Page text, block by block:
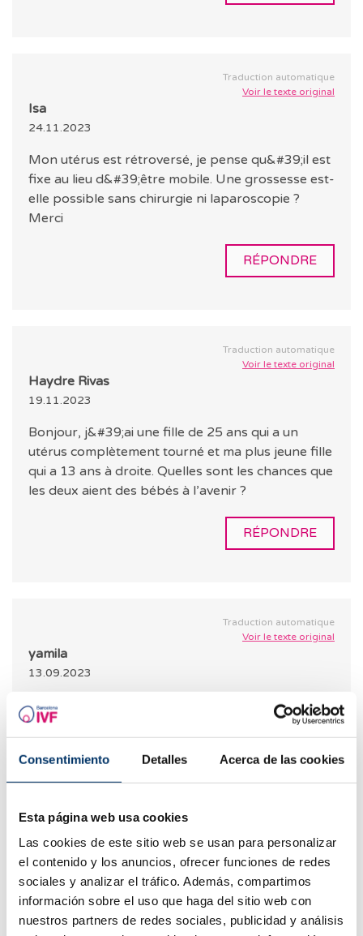
Consentimiento Detalles Acerca de las cookies
Esta página web usa cookies
Las cookies de este sitio web se usan para personalizar
el contenido y los anuncios, ofrecer funciones de redes
sociales y analizar el tráfico. Además, compartimos
información sobre el uso que haga del sitio web con
nuestros partners de redes sociales, publicidad y análisis
Traduction automatique
Voir le texte original
Isa
24.11.2023
Mon utérus est rétroversé, je pense qu&#39;il est
fixe au lieu d&#39;être mobile. Une grossesse est-
elle possible sans chirurgie ni laparoscopie ?
Merci
RÉPONDRE
Traduction automatique
Voir le texte original
Haydre Rivas
19.11.2023
Bonjour, j&#39;ai une fille de 25 ans qui a un
utérus complètement tourné et ma plus jeune fille
qui a 13 ans à droite. Quelles sont les chances que
les deux aient des bébés à l’avenir ?
RÉPONDRE
Traduction automatique
Voir le texte original
yamila
13.09.2023
Bonjour, j&#39;ai besoin d&#39;aide. J&#39;avais
un utérus de taille normale latéralisé à gauche, un
une solution pour concevoir un bébé ?
Traduction automatique
Voir le texte original
Dra. Carrillo